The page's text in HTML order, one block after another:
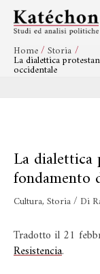
contenuto
Home Storia
La dialettica
occidentale
La dialettica
fondamento
Cultura, Storia/ Di
Tradotto il 21
Resistencia.
Navigazione
articoli